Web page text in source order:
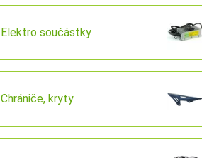
Elektro součástky
Chrániče, kryty